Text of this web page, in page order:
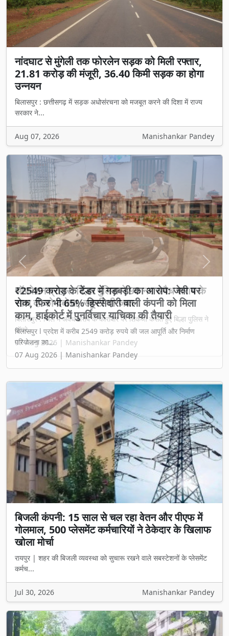
नांदघाट से मुंगेली तक फोरलेन सड़क को मिली रफ्तार,
21.81 करोड़ की मंजूरी, 36.40 किमी सड़क का होगा
उन्नयन
बिलासपुर : छत्तीसगढ़ में सड़क अधोसंरचना को मजबूत करने की दिशा में राज्य
सरकार ने...
Aug 07, 2026 Manishankar Pandey
₹2549 करोड़ के टेंडर में गड़बड़ी का आरोप: जेवी पर
रोक, फिर भी 65% हिस्सेदारी वाली कंपनी को मिला
काम, हाईकोर्ट में पुनर्विचार याचिका की तैयारी
बिलासपुर l प्रदेश में करीब 2549 करोड़ रुपये की जल आपूर्ति और निर्माण
परियोजना का...
07 Aug 2026 | Manishankar Pandey
Previous Next
बिजली कंपनी: 15 साल से चल रहा वेतन और पीएफ में
गोलमाल, 500 प्लेसमेंट कर्मचारियों ने ठेकेदार के खिलाफ
खोला मोर्चा
रायपुर | शहर की बिजली व्यवस्था को सुचारू रखने वाले सबस्टेशनों के प्लेसमेंट
कर्मच...
Jul 30, 2026 Manishankar Pandey